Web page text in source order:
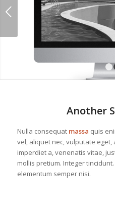
Another
Nulla consequat massa quis
vel, aliquet nec, vulputate eget,
imperdiet a, venenatis vitae,
mollis pretium. Integer
elementum semper nisi.